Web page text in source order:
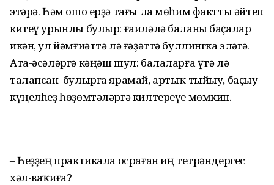
этәрә. Һәм ошо ерҙә тағы ла мөһим фактты әйтеп
китеү урынлы булыр: ғаиләлә баланы баҫалар
икән, ул йәмғиәттә лә ғәҙәттә буллингка эләгә.
Ата-әсәләргә кәңәш шул: балаларға үтә лә
талапсан булырға ярамай, артыҡ тыйыу, баҫыу
күңелһеҙ һөҙөмтәләргә килтереүе мөмкин.
– Һеҙҙең практикала осраған иң тетрәндергес
хәл-ваҡиға?